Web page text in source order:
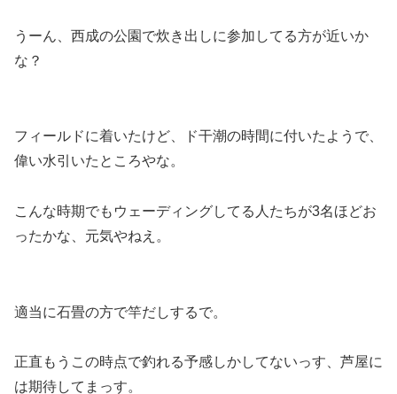
うーん、西成の公園で炊き出しに参加してる方が近いか
な？
フィールドに着いたけど、ド干潮の時間に付いたようで、
偉い水引いたところやな。
こんな時期でもウェーディングしてる人たちが3名ほどお
ったかな、元気やねえ。
適当に石畳の方で竿だしするで。
正直もうこの時点で釣れる予感しかしてないっす、芦屋に
は期待してまっす。